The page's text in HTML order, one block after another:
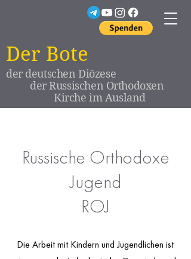
Der Bote
der deutschen Diözese
der Russischen Orthodoxen
Kirche im Ausland
Russische Orthodoxe
Jugend
ROJ
Die Arbeit mit Kindern und Jugendlichen ist